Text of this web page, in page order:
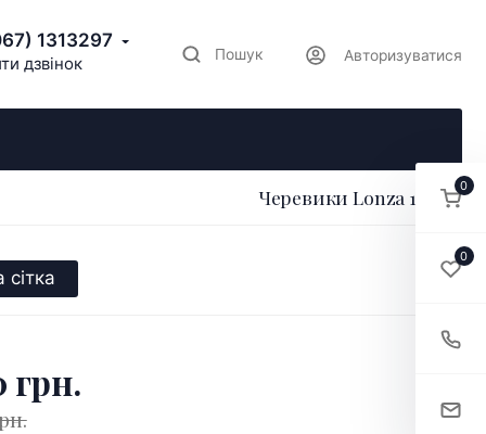
1313297
дзвінок Пошук Авторизуватися
Черевики Lonza 173936
сітка
грн.
0
0